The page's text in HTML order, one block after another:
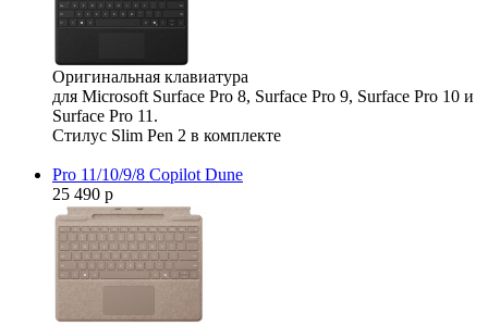
Оригинальная клавиатура
для Microsoft Surface Pro 8, Surface Pro 9, Surface Pro 10 и
Surface Pro 11.
Стилус Slim Pen 2 в комплекте
Pro 11/10/9/8 Copilot Dune
25 490 р